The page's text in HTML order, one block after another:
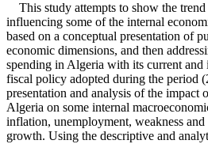
This study attempts to show the
influencing some of the internal
based on a conceptual presentation of
economic dimensions, and then
spending in Algeria with its current and
fiscal policy adopted during the period
presentation and analysis of the
Algeria on some internal
inflation, unemployment, weakness
growth. Using the descriptive and